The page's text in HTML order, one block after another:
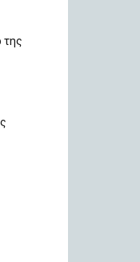
της